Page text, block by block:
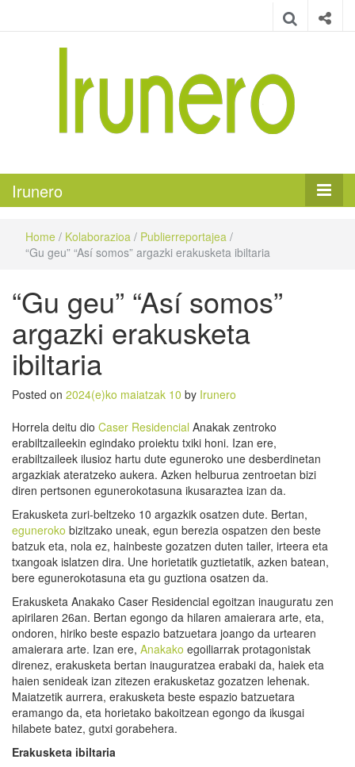
Irunero
Home / Kolaborazioa / Publierreportajea /
“Gu geu” “Así somos” argazki erakusketa ibiltaria
“Gu geu” “Así somos”
argazki erakusketa
ibiltaria
Posted on 2024(e)ko maiatzak 10 by Irunero
Horrela deitu dio Caser Residencial Anakak zentroko
erabiltzaileekin egindako proiektu txiki honi. Izan ere,
erabiltzaileek ilusioz hartu dute eguneroko une desberdinetan
argazkiak ateratzeko aukera. Azken helburua zentroetan bizi
diren pertsonen egunerokotasuna ikusaraztea izan da.
Erakusketa zuri-beltzeko 10 argazkik osatzen dute. Bertan,
eguneroko bizitzako uneak, egun berezia ospatzen den beste
batzuk eta, nola ez, hainbeste gozatzen duten tailer, irteera eta
txangoak islatzen dira. Une horietatik guztietatik, azken batean,
bere egunerokotasuna eta gu guztiona osatzen da.
Erakusketa Anakako Caser Residencial egoitzan inauguratu zen
apirilaren 26an. Bertan egongo da hilaren amaierara arte, eta,
ondoren, hiriko beste espazio batzuetara joango da urtearen
amaierara arte. Izan ere, Anakako egoiliarrak protagonistak
direnez, erakusketa bertan inauguratzea erabaki da, haiek eta
haien senideak izan zitezen erakusketaz gozatzen lehenak.
Maiatzetik aurrera, erakusketa beste espazio batzuetara
eramango da, eta horietako bakoitzean egongo da ikusgai
hilabete batez, gutxi gorabehera.
Erakusketa ibiltaria